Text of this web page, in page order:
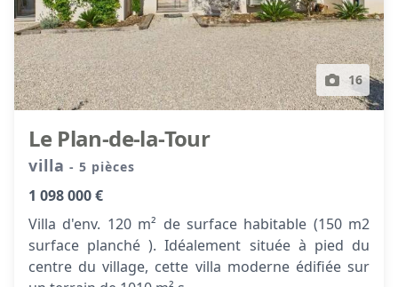
16
Le Plan-de-la-Tour
villa- 5 pièces
1 098 000 €
Villa d'env. 120 m² de surface habitable (150 m2
surface planché ). Idéalement située à pied du
centre du village, cette villa moderne édifiée sur